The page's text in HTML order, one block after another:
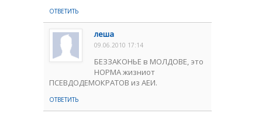
ОТВЕТИТЬ
леша
09.06.2010 17:14
БЕЗЗАКОНЬЕ в МОЛДОВЕ, это
НОРМА жизниот
ПСЕВДОДЕМОКРАТОВ из АЕИ.
ОТВЕТИТЬ